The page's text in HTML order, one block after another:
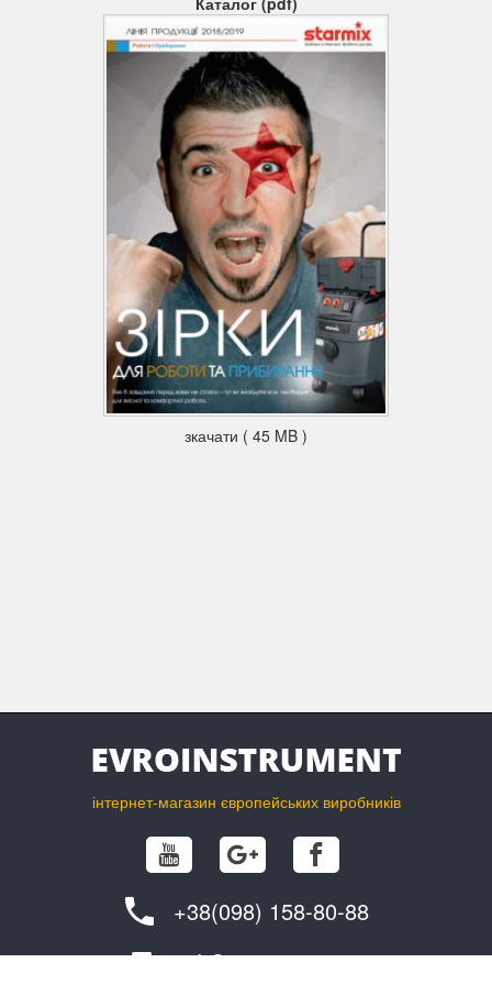
Роз'єм кріплення батареї дає змогу працювати як від 1
батареї на 36 В, так і від 2 по 18 В;
Світлодіодний дисплей інформує про недостатню потужність
усмоктування (потребу очищення фільтра);
Індикатор ємності акумулятора дає змогу контролювати
заряд батареї, не припиняючи роботу
зкачати ( 45 MB )
інтернет-магазин європейських виробників
+38(098) 158-80-88
info@evroinstrument.com